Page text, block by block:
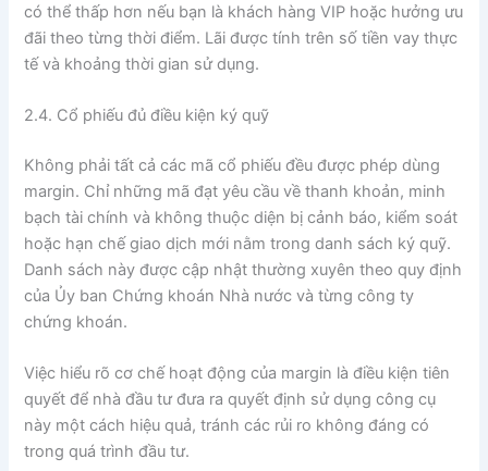
có thể thấp hơn nếu bạn là khách hàng VIP hoặc hưởng ưu
đãi theo từng thời điểm. Lãi được tính trên số tiền vay thực
tế và khoảng thời gian sử dụng.
2.4. Cổ phiếu đủ điều kiện ký quỹ
Không phải tất cả các mã cổ phiếu đều được phép dùng
margin. Chỉ những mã đạt yêu cầu về thanh khoản, minh
bạch tài chính và không thuộc diện bị cảnh báo, kiểm soát
hoặc hạn chế giao dịch mới nằm trong danh sách ký quỹ.
Danh sách này được cập nhật thường xuyên theo quy định
của Ủy ban Chứng khoán Nhà nước và từng công ty
chứng khoán.
Việc hiểu rõ cơ chế hoạt động của margin là điều kiện tiên
quyết để nhà đầu tư đưa ra quyết định sử dụng công cụ
này một cách hiệu quả, tránh các rủi ro không đáng có
trong quá trình đầu tư.